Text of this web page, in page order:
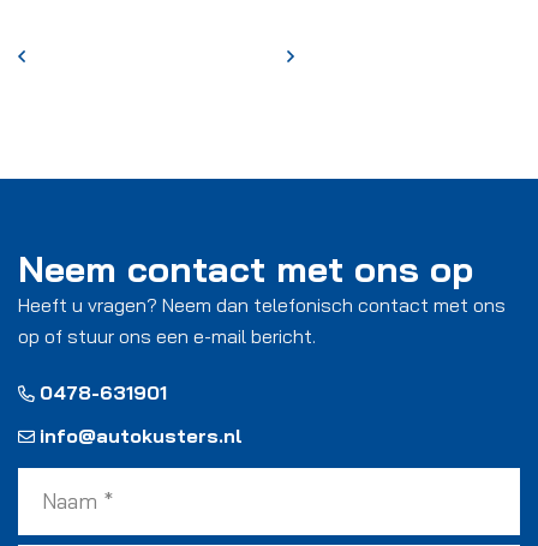
Neem contact met ons op
Heeft u vragen? Neem dan telefonisch contact met ons
op of stuur ons een e-mail bericht.
0478-631901
info@autokusters.nl